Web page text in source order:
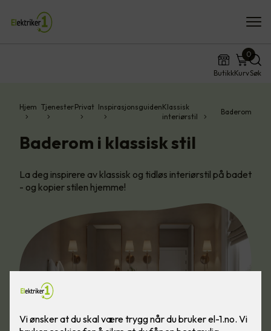
ButikkKurv
0
Søk
Hjem TjenesterPrivat InspirasjonsguidenKlassisk
interiørstil
Baderom
Baderom i klassisk stil
La deg inspirere av klassisk og tidløs interiørstil på badet
- og kopier stilen hjemme!